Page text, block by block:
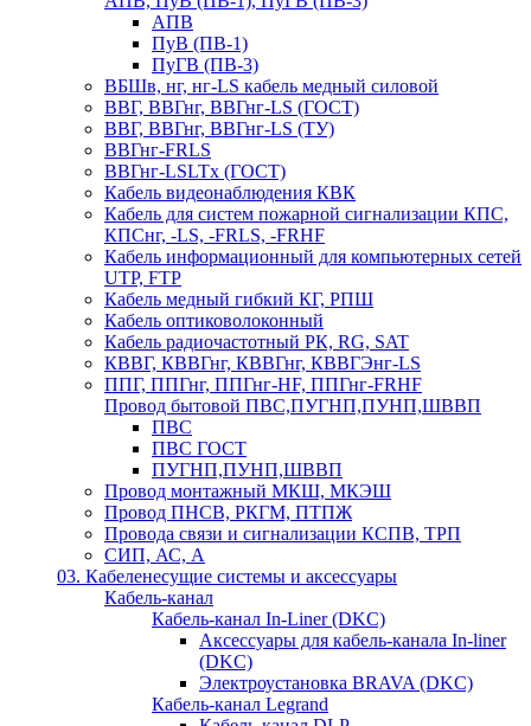
АПВ
ПуВ (ПВ-1)
ПуГВ (ПВ-3)
ВБШв, нг, нг-LS кабель медный силовой
ВВГ, ВВГнг, ВВГнг-LS (ГОСТ)
ВВГ, ВВГнг, ВВГнг-LS (ТУ)
ВВГнг-FRLS
ВВГнг-LSLTx (ГОСТ)
Кабель видеонаблюдения КВК
Кабель для систем пожарной сигнализации КПС,
КПСнг, -LS, -FRLS, -FRHF
Кабель информационный для компьютерных сетей
UTP, FTP
Кабель медный гибкий КГ, РПШ
Кабель оптиковолоконный
Кабель радиочастотный РК, RG, SAT
КВВГ, КВВГнг, КВВГнг, КВВГЭнг-LS
ППГ, ППГнг, ППГнг-HF, ППГнг-FRHF
Провод бытовой ПВС,ПУГНП,ПУНП,ШВВП
ПВС
ПВС ГОСТ
ПУГНП,ПУНП,ШВВП
Провод монтажный МКШ, МКЭШ
Провод ПНСВ, РКГМ, ПТПЖ
Провода связи и сигнализации КСПВ, ТРП
СИП, АС, А
03. Кабеленесущие системы и аксессуары
Кабель-канал
Кабель-канал In-Liner (DKC)
Аксессуары для кабель-канала In-liner
(DKC)
Электроустановка BRAVA (DKC)
Кабель-канал Legrand